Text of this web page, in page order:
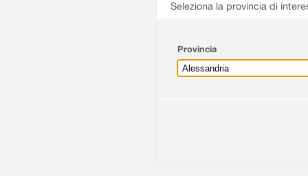
Seleziona la provincia di
Provincia